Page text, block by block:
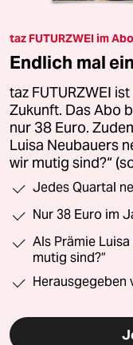
taz FUTURZWEI im
Endlich mal
taz FUTURZWEI
Zukunft. Das Abo
nur 38 Euro.
Luisa Neubauers
wir mutig sind?“
Jedes Quartal
Nur 38 Euro im
Als Prämie Luisa
mutig sind?“
Herausgegeben